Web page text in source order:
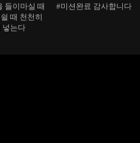
들이마실 때
때 천천히
넣는다
#미션완료 감사합니다